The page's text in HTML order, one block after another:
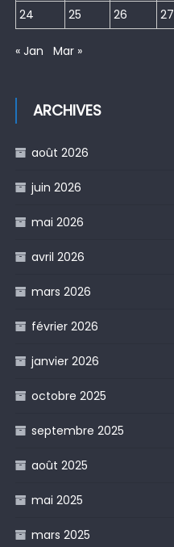
24 25 26 27
« Jan Mar »
ARCHIVES
août 2026
juin 2026
mai 2026
avril 2026
mars 2026
février 2026
janvier 2026
octobre 2025
septembre 2025
août 2025
mai 2025
mars 2025